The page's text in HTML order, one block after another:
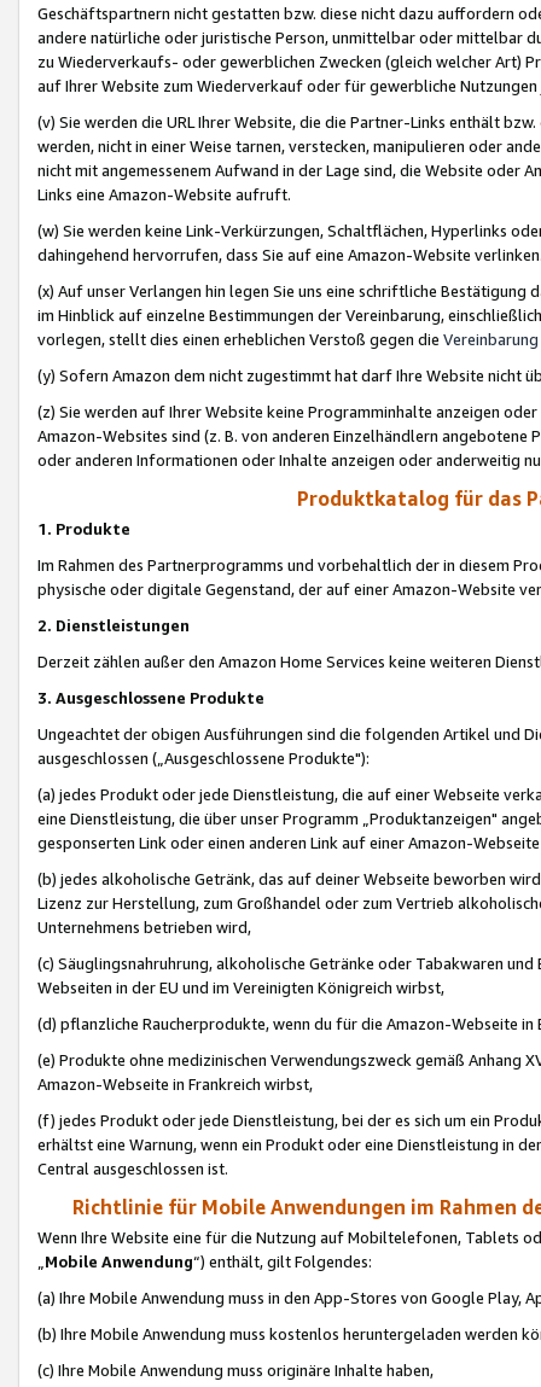
Geschäftspartnern nicht gestatten bzw. diese nicht dazu auffordern
andere natürliche oder juristische Person, unmittelbar oder mittelbar
zu Wiederverkaufs- oder gewerblichen Zwecken (gleich welcher Art)
auf Ihrer Website zum Wiederverkauf oder für gewerbliche
(v) Sie werden die URL Ihrer Website, die die Partner-Links enthält
werden, nicht in einer Weise tarnen, verstecken, manipulieren oder
nicht mit angemessenem Aufwand in der Lage sind, die Website oder
Links eine Amazon-Website aufruft.
(w) Sie werden keine Link-Verkürzungen, Schaltflächen, Hyperlinks
dahingehend hervorrufen, dass Sie auf eine Amazon-Website
(x) Auf unser Verlangen hin legen Sie uns eine schriftliche
im Hinblick auf einzelne Bestimmungen der Vereinbarung,
vorlegen, stellt dies einen erheblichen Verstoß gegen die Vereinbarung
(y) Sofern Amazon dem nicht zugestimmt hat darf Ihre Website nicht
(z) Sie werden auf Ihrer Website keine Programminhalte anzeigen
Amazon-Websites sind (z. B. von anderen Einzelhändlern
oder anderen Informationen oder Inhalte anzeigen oder anderweitig
Produktkatalog für das
1. Produkte
Im Rahmen des Partnerprogramms und vorbehaltlich der in diesem
physische oder digitale Gegenstand, der auf einer Amazon-Website
2. Dienstleistungen
Derzeit zählen außer den Amazon Home Services keine weiteren
3. Ausgeschlossene Produkte
Ungeachtet der obigen Ausführungen sind die folgenden Artikel und
ausgeschlossen („Ausgeschlossene Produkte"):
(a) jedes Produkt oder jede Dienstleistung, die auf einer Webseite
eine Dienstleistung, die über unser Programm „Produktanzeigen"
gesponserten Link oder einen anderen Link auf einer Amazon-
(b) jedes alkoholische Getränk, das auf deiner Webseite beworben
Lizenz zur Herstellung, zum Großhandel oder zum Vertrieb
Unternehmens betrieben wird,
(c) Säuglingsnahruhrung, alkoholische Getränke oder Tabakwaren
Webseiten in der EU und im Vereinigten Königreich wirbst,
(d) pflanzliche Raucherprodukte, wenn du für die Amazon-Webseite in
(e) Produkte ohne medizinischen Verwendungszweck gemäß Anhang
Amazon-Webseite in Frankreich wirbst,
(f) jedes Produkt oder jede Dienstleistung, bei der es sich um ein
erhältst eine Warnung, wenn ein Produkt oder eine Dienstleistung in
Central ausgeschlossen ist.
Richtlinie für Mobile Anwendungen im Rahmen
Wenn Ihre Website eine für die Nutzung auf Mobiltelefonen, Tablets
„Mobile Anwendung“) enthält, gilt Folgendes:
(a) Ihre Mobile Anwendung muss in den App-Stores von Google Play,
(b) Ihre Mobile Anwendung muss kostenlos heruntergeladen werden
(c) Ihre Mobile Anwendung muss originäre Inhalte haben,